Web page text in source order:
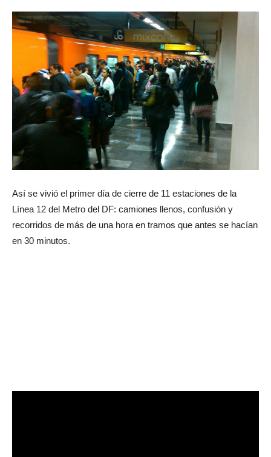
Así se vivió el primer día de cierre de 11 estaciones de la
Línea 12 del Metro del DF: camiones llenos, confusión y
recorridos de más de una hora en tramos que antes se hacían
en 30 minutos.